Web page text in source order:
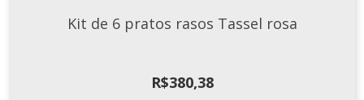
Kit de 6 pratos rasos Tassel rosa
R$380,38